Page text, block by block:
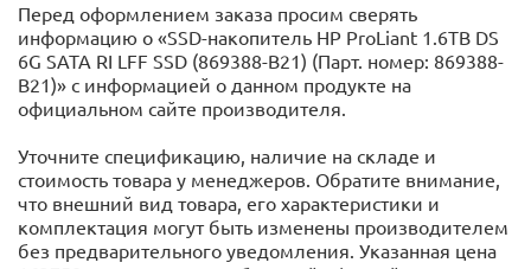
Перед оформлением заказа просим сверять
информацию о «SSD-накопитель HP ProLiant 1.6TB DS
6G SATA RI LFF SSD (869388-B21) (Парт. номер: 869388-
B21)» с информацией o данном продукте на
официальном сайте производителя.
Уточните спецификацию, наличие на складе и
стоимость товара у менеджеров. Обратите внимание,
что внешний вид товара, его характеристики и
комплектация могут быть изменены производителем
без предварительного уведомления. Указанная цена